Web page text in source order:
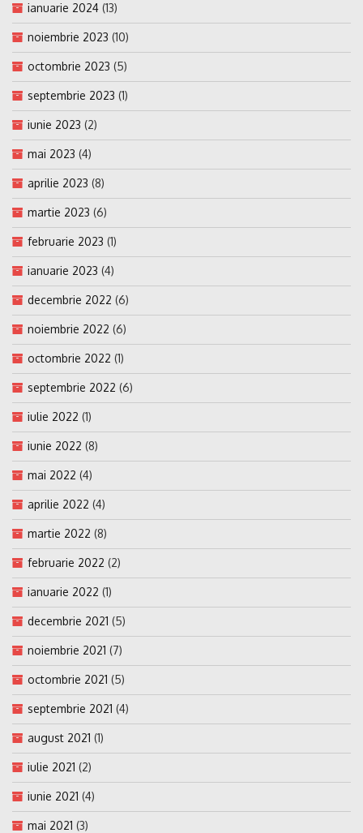
ianuarie 2024 (13)
noiembrie 2023 (10)
octombrie 2023 (5)
septembrie 2023 (1)
iunie 2023 (2)
mai 2023 (4)
aprilie 2023 (8)
martie 2023 (6)
februarie 2023 (1)
ianuarie 2023 (4)
decembrie 2022 (6)
noiembrie 2022 (6)
octombrie 2022 (1)
septembrie 2022 (6)
iulie 2022 (1)
iunie 2022 (8)
mai 2022 (4)
aprilie 2022 (4)
martie 2022 (8)
februarie 2022 (2)
ianuarie 2022 (1)
decembrie 2021 (5)
noiembrie 2021 (7)
octombrie 2021 (5)
septembrie 2021 (4)
august 2021 (1)
iulie 2021 (2)
iunie 2021 (4)
mai 2021 (3)